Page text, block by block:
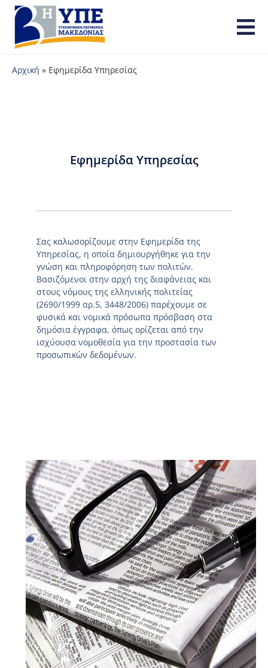
Αρχική » Εφημερίδα Υπηρεσίας
Εφημερίδα Υπηρεσίας
Σας καλωσορίζουμε στην Εφημερίδα της
Υπηρεσίας, η οποία δημιουργήθηκε για την
γνώση και πληροφόρηση των πολιτών.
Βασιζόμενοι στην αρχή της διαφάνειας και
στους νόμους της ελληνικής πολιτείας
(2690/1999 αρ.5, 3448/2006) παρέχουμε σε
φυσικά και νομικά πρόσωπα πρόσβαση στα
δημόσια έγγραφα, όπως ορίζεται από την
ισχύουσα νομοθεσία για την προστασία των
προσωπικών δεδομένων.